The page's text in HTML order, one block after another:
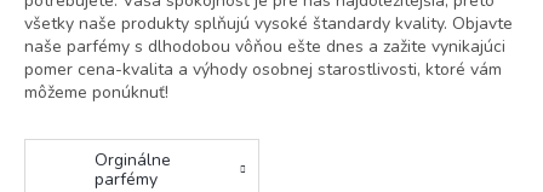
všetky naše produkty splňujú vysoké štandardy kvality. Objavte
naše parfémy s dlhodobou vôňou ešte dnes a zažite vynikajúci
pomer cena-kvalita a výhody osobnej starostlivosti, ktoré vám
môžeme ponúknuť!
Orginálne
parfémy